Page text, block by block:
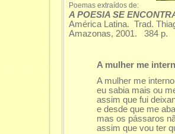
Poemas extraídos de:
A POESIA SE
América Latina. Trad.
Amazonas, 2001. 384 p.
A mulher me
A mulher me
eu sabia mais ou
assim que fui
e desde que me
mas os pássaros
assim que vou ter